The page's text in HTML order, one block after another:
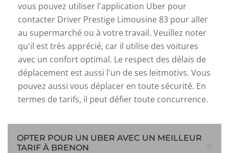
vous pouvez utiliser l'application Uber pour
contacter Driver Prestige Limousine 83 pour aller
au supermarché ou à votre travail. Veuillez noter
qu'il est très apprécié, car il utilise des voitures
avec un confort optimal. Le respect des délais de
déplacement est aussi l'un de ses leitmotivs. Vous
pouvez aussi vous déplacer en toute sécurité. En
termes de tarifs, il peut défier toute concurrence.
OPTER POUR UN UBER AVEC UN MEILLEUR
TARIF À BRENON